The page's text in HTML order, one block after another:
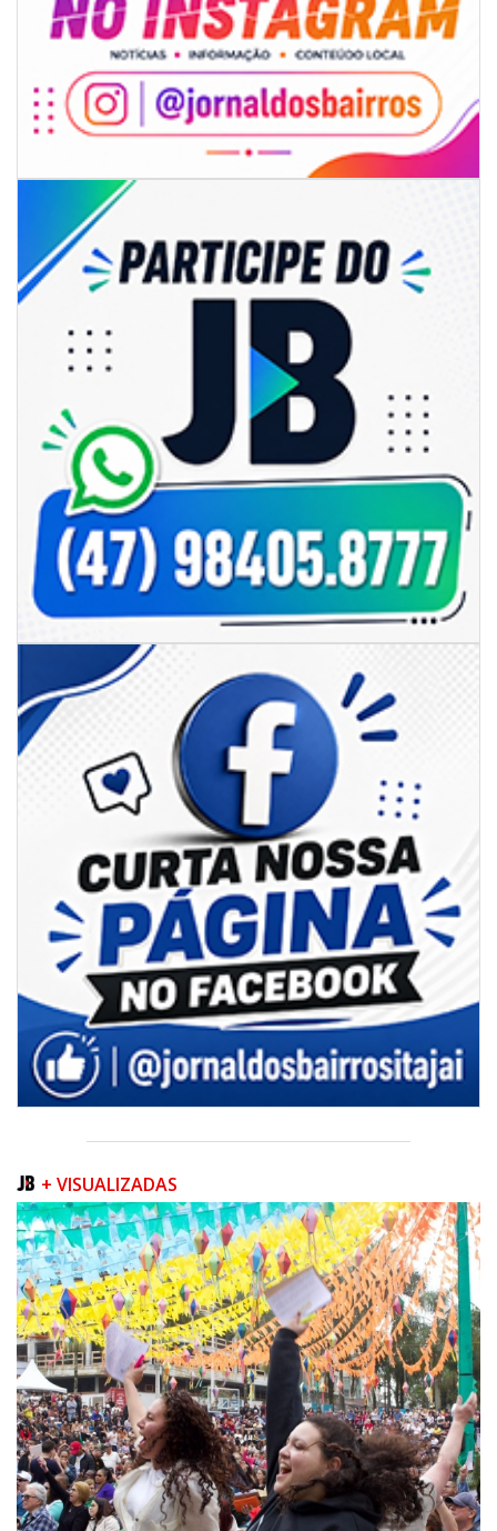
07/08/2026 | 07:00
Prefeitura de Itapema segue com credenciamento aberto para artistas e
ITAPEMA
07/08/2026 | 07:00
Itapema se destaca no IDEB e conquista melhor resultado da região
BALNEÁRIO PIÇARRAS
07/08/2026 | 07:00
Sala do Empreendedor divulga agenda de capacitações e consultorias
gratuitas para agosto em Balneário Piçarras
NAVEGANTES
+ VISUALIZADAS